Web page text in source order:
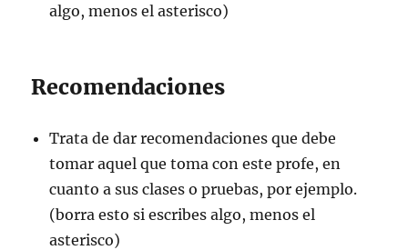
algo, menos el asterisco)
Recomendaciones
Trata de dar recomendaciones que debe
tomar aquel que toma con este profe, en
cuanto a sus clases o pruebas, por ejemplo.
(borra esto si escribes algo, menos el
asterisco)